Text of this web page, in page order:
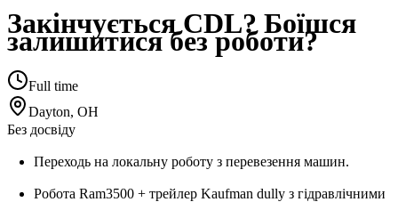
Закінчується CDL? Боїшся
залишитися без роботи?
Full time
Dayton, OH
Без досвіду
Переходь на локальну роботу з перевезення машин.
Робота Ram3500 + трейлер Kaufman dully з гідравлічними